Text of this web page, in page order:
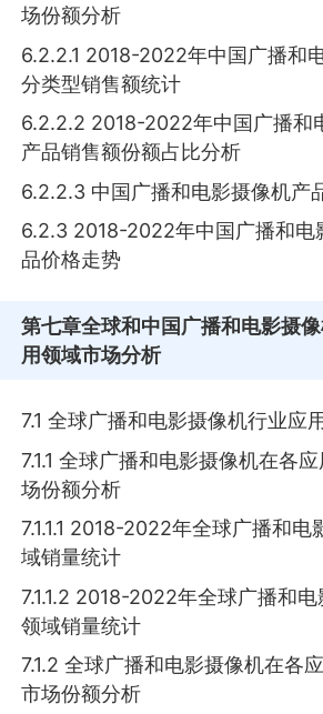
场份额分析
6.2.2.1 2018-2022年中国广播和
分类型销售额统计
6.2.2.2 2018-2022年中国广播和
产品销售额份额占比分析
6.2.2.3 中国广播和电影摄像机产
6.2.3 2018-2022年中国广播和电
品价格走势
第七章全球和中国广播和电影摄
用领域市场分析
7.1 全球广播和电影摄像机行业应
7.1.1 全球广播和电影摄像机在各
场份额分析
7.1.1.1 2018-2022年全球广播和电
域销量统计
7.1.1.2 2018-2022年全球广播和
领域销量统计
7.1.2 全球广播和电影摄像机在各
市场份额分析